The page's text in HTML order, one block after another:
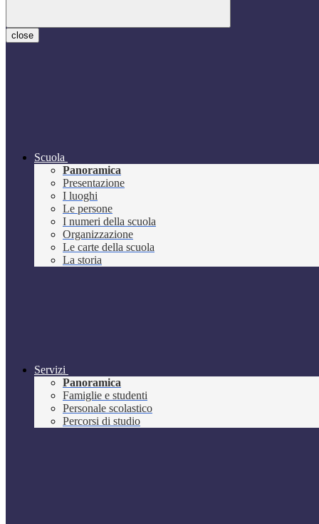
close
Scuola
Panoramica
Presentazione
I luoghi
Le persone
I numeri della scuola
Organizzazione
Le carte della scuola
La storia
Servizi
Panoramica
Famiglie e studenti
Personale scolastico
Percorsi di studio